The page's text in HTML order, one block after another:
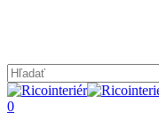
content
Close
Search
search
0